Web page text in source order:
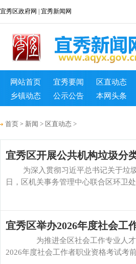
宜秀区政府网 宜秀新闻网
网站首页 宜秀要闻
区直动态
乡镇动态
公示公告 本网头条
首页 > 新闻 > 区直动态 >
宜秀区开展公共机构垃圾分
为深入贯彻习近平总书记关于垃圾
日，区机关事务管理中心联合区环卫
宜秀区举办2026年度社会工
为推进全区社会工作专业人才队
2026年度社会工作者职业资格考试